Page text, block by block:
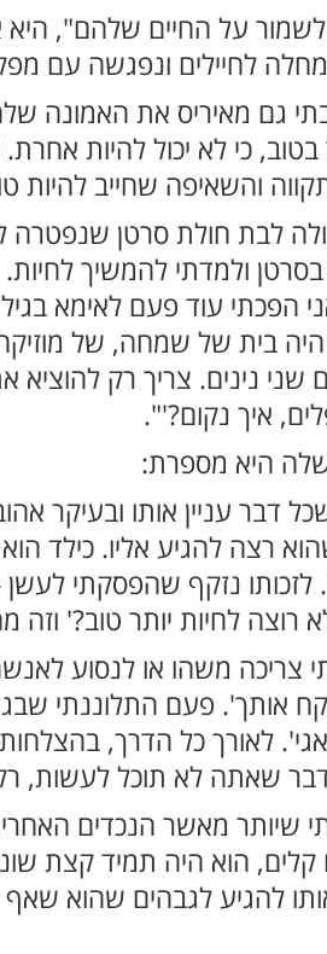
לשמור על החיים שלהם",
לחיילים ונפגשה עם
גם מאיריס את האמונה
בטוב, כי לא יכול להיות
והשאיפה שחייב להיות
בסרטן ולמדתי להמשיך
בית של שמחה, של מוזיקה
שני נינים. צריך רק
איך נקום?'".
היא מספרת:
דבר עניין אותו ובעיקר
רצה להגיע אליו. כילד
לזכותו נזקף שהפסקתי
רוצה לחיות יותר טוב?'
צריכה משהו או לנסוע
אותך'. פעם התלוננתי
לאורך כל הדרך, בהצלחות
דבר שאתה לא תוכל לעשות,
שיותר מאשר הנכדים
קלים, הוא היה תמיד קצת
להגיע לגבהים שהוא